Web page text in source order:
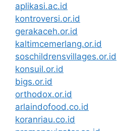
aplikasi.ac.id
kontroversi.or.id
gerakaceh.or.id
kaltimcemerlang.or.id
soschildrensvillages.or.id
konsuil.or.id
bigs.or.id
orthodox.or.id
arlaindofood.co.id
koranriau.co.id